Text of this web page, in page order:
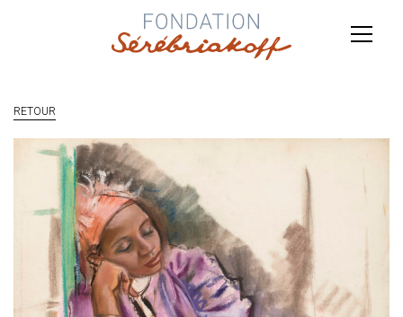
RETOUR